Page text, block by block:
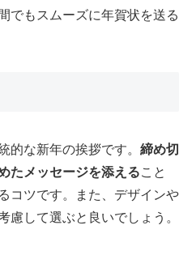
でもスムーズに年賀状を送る
的な新年の挨拶です。 締め切
たメッセージを添えること
コツです。また、デザインや
慮して選ぶと良いでしょう。